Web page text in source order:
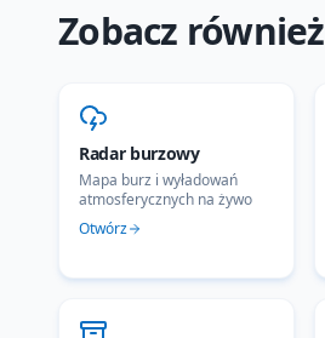
Zobacz również
Radar burzowy
Mapa burz i wyładowań
atmosferycznych na żywo
Otwórz